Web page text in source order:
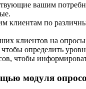
вашим
клиентам по
клиентов на
определить
чтобы
модуля